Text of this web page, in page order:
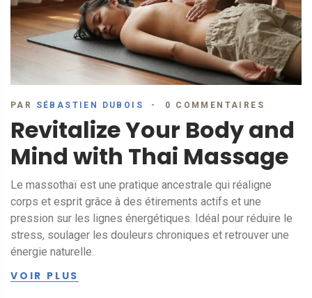
PAR SÉBASTIEN DUBOIS 0 COMMENTAIRES
Revitalize Your Body and
Mind with Thai Massage
Le massothaï est une pratique ancestrale qui réaligne
corps et esprit grâce à des étirements actifs et une
pression sur les lignes énergétiques. Idéal pour réduire le
stress, soulager les douleurs chroniques et retrouver une
énergie naturelle.
VOIR PLUS